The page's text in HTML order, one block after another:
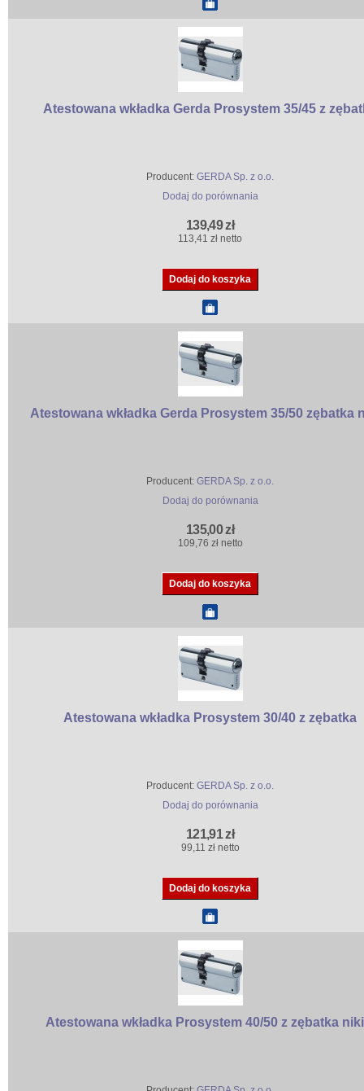
Atestowana wkładka Gerda Prosystem 35/45 z
Producent: GERDA Sp. z o.o.
Dodaj do porównania
139,49 zł
113,41 zł netto
Atestowana wkładka Gerda Prosystem 35/50 zębatka
Producent: GERDA Sp. z o.o.
Dodaj do porównania
135,00 zł
109,76 zł netto
Atestowana wkładka Prosystem 30/40 z zębatka
Producent: GERDA Sp. z o.o.
Dodaj do porównania
121,91 zł
99,11 zł netto
Atestowana wkładka Prosystem 40/50 z zębatka